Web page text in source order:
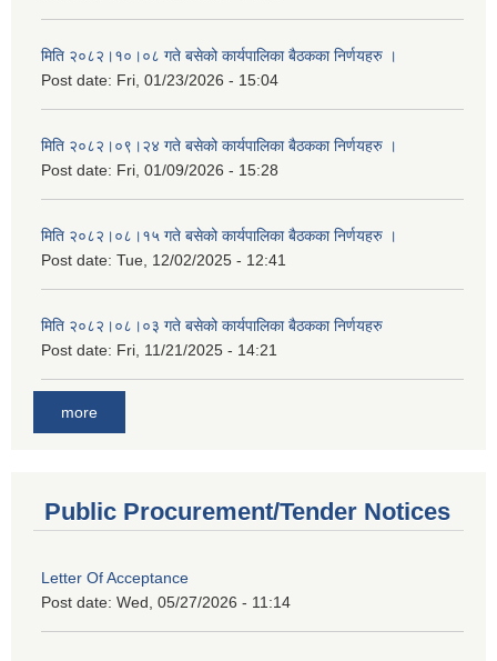
मिति २०८२।१०।०८ गते बसेको कार्यपालिका बैठकका निर्णयहरु ।
Post date: Fri, 01/23/2026 - 15:04
मिति २०८२।०९।२४ गते बसेको कार्यपालिका बैठकका निर्णयहरु ।
Post date: Fri, 01/09/2026 - 15:28
मिति २०८२।०८।१५ गते बसेको कार्यपालिका बैठकका निर्णयहरु ।
Post date: Tue, 12/02/2025 - 12:41
मिति २०८२।०८।०३ गते बसेको कार्यपालिका बैठकका निर्णयहरु
Post date: Fri, 11/21/2025 - 14:21
more
Public Procurement/Tender Notices
Letter Of Acceptance
Post date: Wed, 05/27/2026 - 11:14